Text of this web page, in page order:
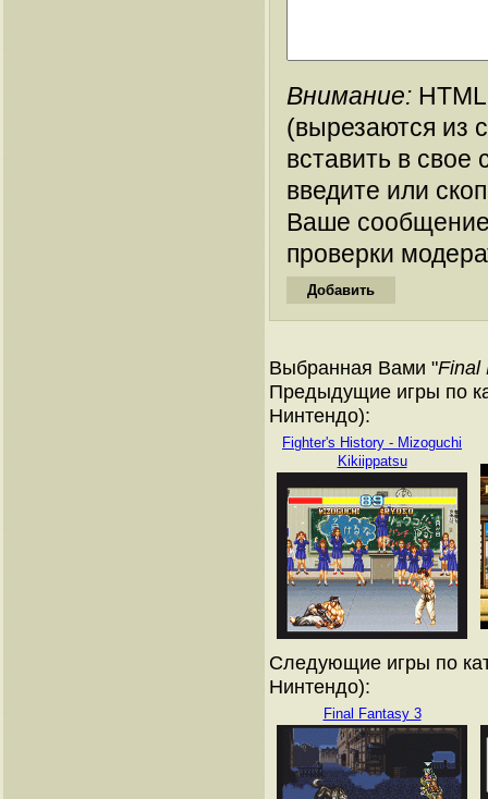
Внимание:
(вырезаются из
вставить в
введите или
Ваше
проверки
Выбранная Вами "Final
Предыдущие игры по
Нинтендо):
Fighter's History - Mizoguchi
Kikiippatsu
Следующие игры по
Нинтендо):
Final Fantasy 3